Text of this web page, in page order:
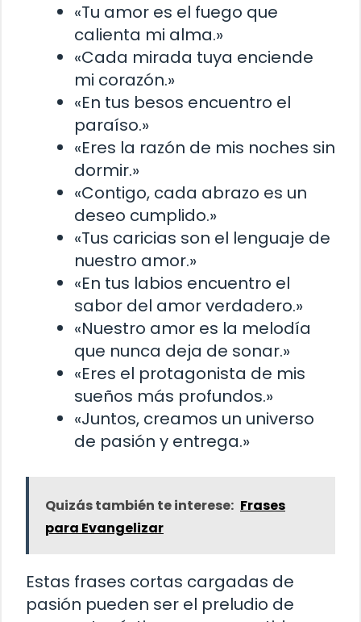
«Tu amor es el fuego que
calienta mi alma.»
«Cada mirada tuya enciende
mi corazón.»
«En tus besos encuentro el
paraíso.»
«Eres la razón de mis noches sin
dormir.»
«Contigo, cada abrazo es un
deseo cumplido.»
«Tus caricias son el lenguaje de
nuestro amor.»
«En tus labios encuentro el
sabor del amor verdadero.»
«Nuestro amor es la melodía
que nunca deja de sonar.»
«Eres el protagonista de mis
sueños más profundos.»
«Juntos, creamos un universo
de pasión y entrega.»
Quizás también te interese: Frases
para Evangelizar
Estas frases cortas cargadas de
pasión pueden ser el preludio de